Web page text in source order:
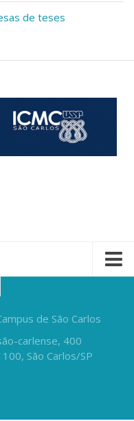
de teses
de São Carlos
carlense, 400
São Carlos/SP